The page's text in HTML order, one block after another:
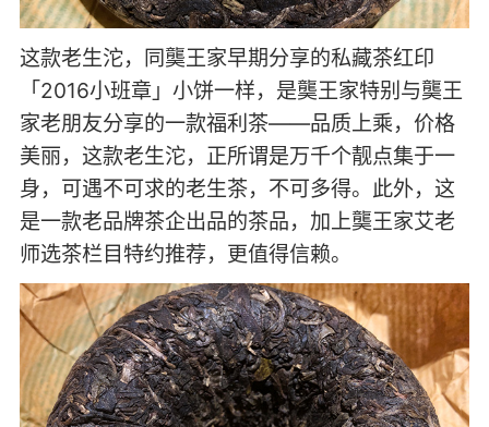
这款老生沱，同龑王家早期分享的私藏茶红印
「2016小班章」小饼一样，是龑王家特别与龑王
家老朋友分享的一款福利茶——品质上乘，价格
美丽，这款老生沱，正所谓是万千个靓点集于一
身，可遇不可求的老生茶，不可多得。此外，这
是一款老品牌茶企出品的茶品，加上龑王家艾老
师选茶栏目特约推荐，更值得信赖。